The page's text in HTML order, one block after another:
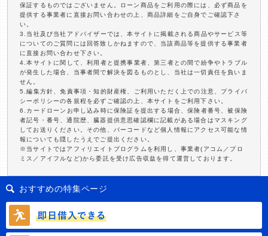
保証するものではございません。ローン商品をご利用の際には、必ず商品を
提供する事業者に直接お問い合わせの上、商品詳細をご自身でご確認下さ
い。
3.当社及び当社アドバイザーでは、本サイトに掲載される商品やサービス等
についてのご質問には回答致しかねますので、当該商品等を提供する事業者
に直接お問い合わせ下さい。
4.本サイトに関して、利用者と提携事業者、第三者との間で紛争やトラブル
が発生した場合、当事者間で解決を図るものとし、当社は一切責任を負いま
せん。
5.編集方針、免責事項・知的財産権、ご利用いただく上での注意、プライバ
シーポリシーの各規程を必ずご確認の上、本サイトをご利用下さい。
6.カードローンお申し込み時に保険証を提出する場合、保険者番号、被保険
者記号・番号、通院歴、臓器提供意思確認欄に記載がある場合はマスキング
してお送りください。その他、バーコードなど個人情報にアクセス可能な情
報についても隠したうえでご提出ください。
※当サイトではアフィリエイトプログラムを利用し、事業者(アコム／プロ
ミス／アイフルなど)から委託を受け広告収益を得て運営しております。
おすすめの特集ページ